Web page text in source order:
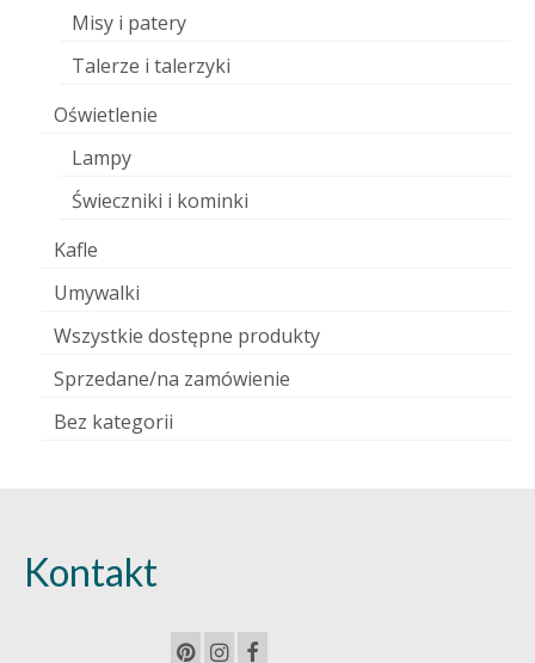
Misy i patery
Talerze i talerzyki
Oświetlenie
Lampy
Świeczniki i kominki
Kafle
Umywalki
Wszystkie dostępne produkty
Sprzedane/na zamówienie
Bez kategorii
Kontakt